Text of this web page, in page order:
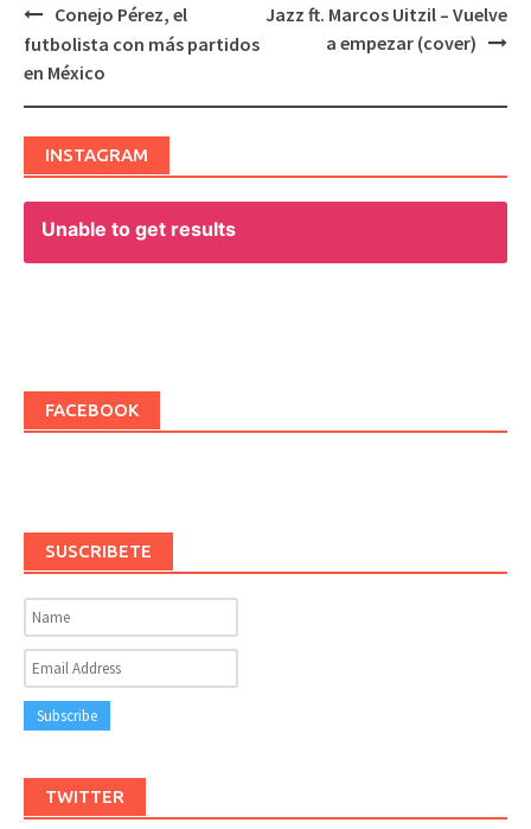
Post
navigation
Conejo Pérez, el
futbolista con más partidos
en México
Jazz ft. Marcos Uitzil – Vuelve
a empezar (cover)
INSTAGRAM
Unable to get results
FACEBOOK
SUSCRIBETE
TWITTER